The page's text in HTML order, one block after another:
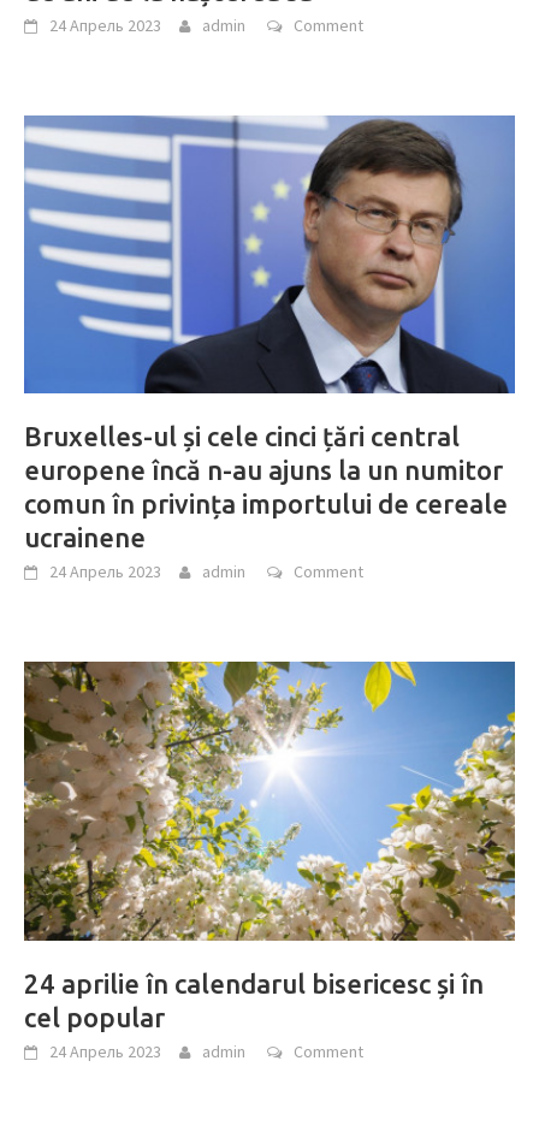
24 Апрель 2023 admin Comment
Bruxelles-ul și cele cinci țări central
europene încă n-au ajuns la un numitor
comun în privința importului de cereale
ucrainene
24 Апрель 2023 admin Comment
24 aprilie în calendarul bisericesc și în
cel popular
24 Апрель 2023 admin Comment